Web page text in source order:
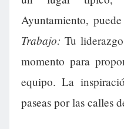
Ayuntamiento,
Trabajo: Tu
momento para
equipo. La
paseas por las calles